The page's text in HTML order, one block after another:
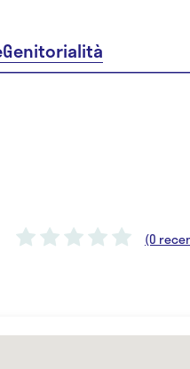
Genitorialità
(0